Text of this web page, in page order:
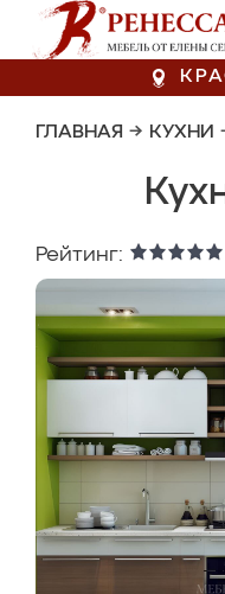
ГЛАВНАЯ → КУХНИ
Рейтинг: